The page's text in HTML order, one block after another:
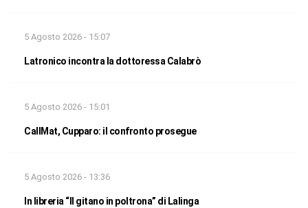
5 Agosto 2026 - 15:07
Latronico incontra la dottoressa Calabrò
5 Agosto 2026 - 15:01
CallMat, Cupparo: il confronto prosegue
5 Agosto 2026 - 13:36
In libreria “Il gitano in poltrona” di Lalinga